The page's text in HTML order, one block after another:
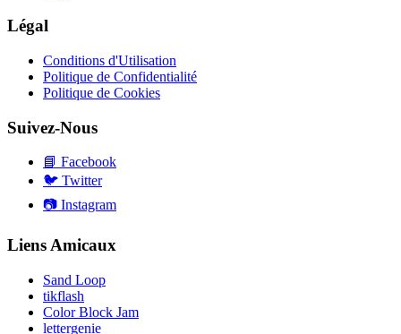
Légal
Conditions d'Utilisation
Politique de Confidentialité
Politique de Cookies
Suivez-Nous
📘 Facebook
🐦 Twitter
📷 Instagram
Liens Amicaux
Sand Loop
tikflash
Color Block Jam
lettergenie